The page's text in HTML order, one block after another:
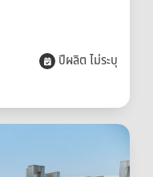
ปีผลิต ไม่ระบุ